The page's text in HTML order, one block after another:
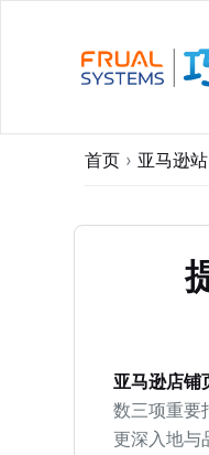
首页 › 亚马逊
亚马逊店铺
数三项重要
更深入地与